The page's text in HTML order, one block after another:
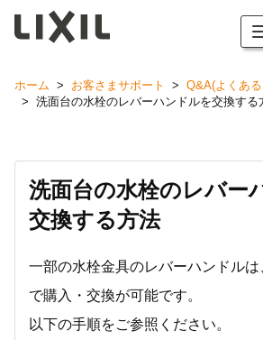
ホーム > お客さまサポート > Q&A(よくある
> 洗面台の水栓のレバーハンドルを交換する
洗面台の水栓のレバー
交換する方法
一部の水栓金具のレバーハンドル
で購入・交換が可能です。
以下の手順をご参照ください。